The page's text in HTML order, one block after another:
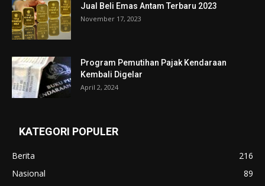
Jual Beli Emas Antam Terbaru 2023
November 17, 2023
Program Pemutihan Pajak Kendaraan
Kembali Digelar
April 2, 2024
KATEGORI POPULER
Berita
216
Nasional
89